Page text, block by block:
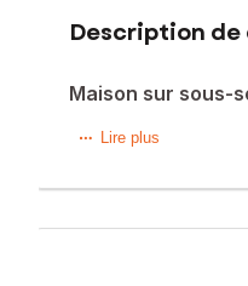
Description de
Maison sur sous-
Proche de Cholet
3 chambres dont
permettra de profiter
Lire plus